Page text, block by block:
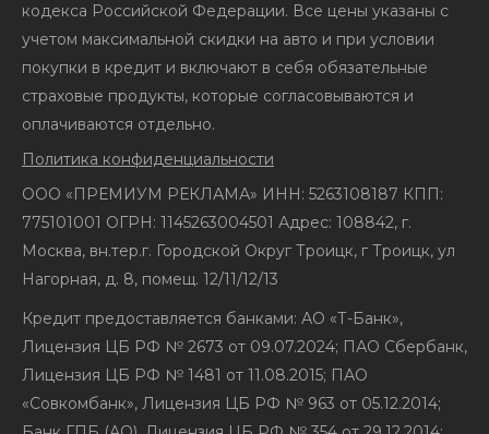
кодекса Российской Федерации. Все цены указаны с
учетом максимальной скидки на авто и при условии
покупки в кредит и включают в себя обязательные
страховые продукты, которые согласовываются и
оплачиваются отдельно.
Политика конфиденциальности
ООО «ПРЕМИУМ РЕКЛАМА» ИНН: 5263108187 КПП:
775101001 ОГРН: 1145263004501 Адрес: 108842, г.
Москва, вн.тер.г. Городской Округ Троицк, г Троицк, ул
Нагорная, д. 8, помещ. 12/11/12/13
Кредит предоставляется банками: АО «Т-Банк»,
Лицензия ЦБ РФ № 2673 от 09.07.2024; ПАО Сбербанк,
Лицензия ЦБ РФ № 1481 от 11.08.2015; ПАО
«Совкомбанк», Лицензия ЦБ РФ № 963 от 05.12.2014;